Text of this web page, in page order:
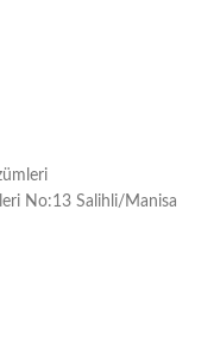
No:13 Salihli/Manisa